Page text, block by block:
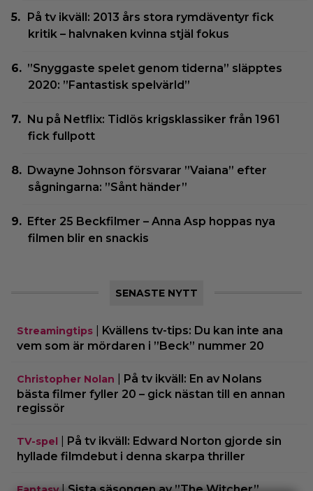
På tv ikväll: 2013 års stora rymdäventyr fick
kritik – halvnaken kvinna stjäl fokus
”Snyggaste spelet genom tiderna” släpptes
2020: ”Fantastisk spelvärld”
Nu på Netflix: Tidlös krigsklassiker från 1961
fick fullpott
Dwayne Johnson försvarar ”Vaiana” efter
sågningarna: ”Sånt händer”
Efter 25 Beckfilmer – Anna Asp hoppas nya
filmen blir en snackis
SENASTE NYTT
Streamingtips
Kvällens tv-tips: Du kan inte ana
vem som är mördaren i ”Beck” nummer 20
Christopher Nolan
På tv ikväll: En av Nolans
bästa filmer fyller 20 – gick nästan till en annan
regissör
TV-spel
På tv ikväll: Edward Norton gjorde sin
hyllade filmdebut i denna skarpa thriller